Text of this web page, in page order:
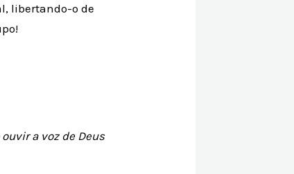
libertando-o de
ouvir a voz de Deus